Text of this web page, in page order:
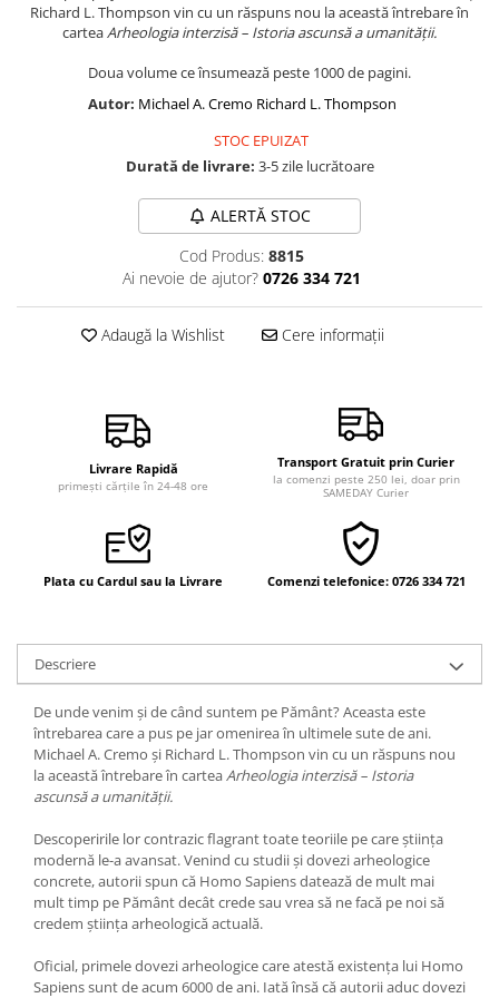
Vindecare
Psihologie practică
Supă de pui pentru suflet
Spiritualitate şi ştiinţă
Cunoaștere
Richard L. Thompson vin cu un răspuns nou la această întrebare în
carteaArheologia interzisă – Istoria ascunsă a umanității.
Doua volume ce însumează peste 1000 de pagini.
Autor: Michael A. Cremo Richard L. Thompson
STOC EPUIZAT
Durată de livrare: 3-5 zile lucrătoare
ALERTĂ STOC
Cod Produs: 8815
Ai nevoie de ajutor? 0726 334 721
Adaugă la Wishlist Cere informații
Livrare Rapidă
primești cărțile în 24-48 ore
Transport Gratuit prin Curier
la comenzi peste 250 lei, doar prin
SAMEDAY Curier
Plata cu Cardul sau la Livrare Comenzi telefonice: 0726 334 721
Descriere
De unde venim și de când suntem pe Pământ? Aceasta este
întrebarea care a pus pe jar omenirea în ultimele sute de ani.
Michael A. Cremo și Richard L. Thompson vin cu un răspuns nou
la această întrebare în carteaArheologia interzisă – Istoria
ascunsă a umanității.
Descoperirile lor contrazic flagrant toate teoriile pe care știința
modernă le-a avansat. Venind cu studii și dovezi arheologice
concrete, autorii spun că Homo Sapiens datează de mult mai
mult timp pe Pământ decât crede sau vrea să ne facă pe noi să
credem știința arheologică actuală.
Oficial, primele dovezi arheologice care atestă existența lui Homo
Sapiens sunt de acum 6000 de ani. Iată însă că autorii aduc dovezi